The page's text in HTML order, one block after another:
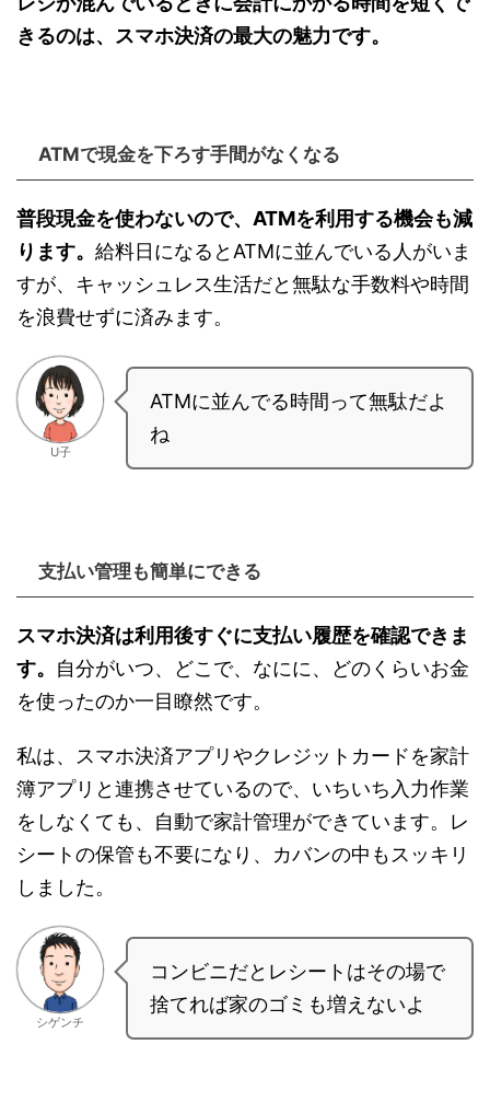
きるのは、スマホ決済の最大の魅力です。
ATMで現金を下ろす手間がなくなる
普段現金を使わないので、ATMを利用する機会も減
ります。 給料日になるとATMに並んでいる人がいま
すが、キャッシュレス生活だと無駄な手数料や時間
を浪費せずに済みます。
U子
ATMに並んでる時間って無駄だよ
ね
支払い管理も簡単にできる
スマホ決済は利用後すぐに支払い履歴を確認できま
す。 自分がいつ、どこで、なにに、どのくらいお金
を使ったのか一目瞭然です。
私は、スマホ決済アプリやクレジットカードを家計
簿アプリと連携させているので、いちいち入力作業
をしなくても、自動で家計管理ができています。レ
シートの保管も不要になり、カバンの中もスッキリ
しました。
シゲンチ
コンビニだとレシートはその場で
捨てれば家のゴミも増えないよ